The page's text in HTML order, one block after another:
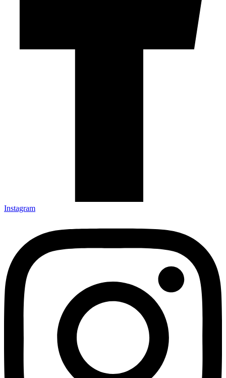
Instagram